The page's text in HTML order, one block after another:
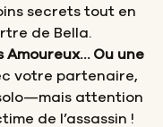
secrets tout en
de Bella.
Amoureux… Ou une
votre partenaire,
solo—mais attention
de l’assassin !